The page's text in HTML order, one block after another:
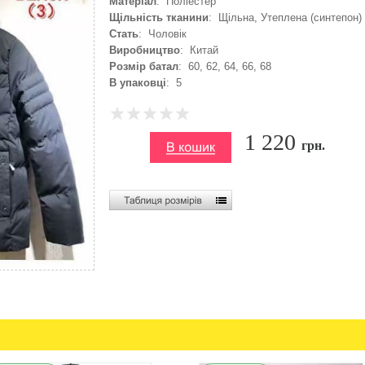
Щільність тканини: Щільна, Утеплена (синтепон)
Стать: Чоловік
Виробництво: Китай
Розмір батал: 60, 62, 64, 66, 68
В упаковці: 5
1 220 грн.